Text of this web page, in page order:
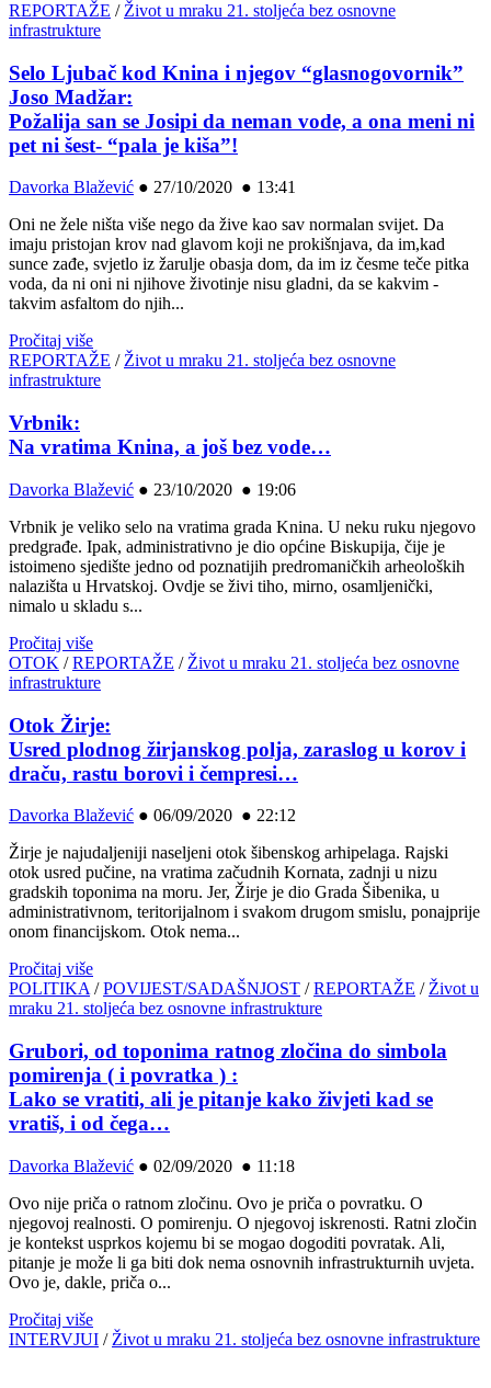
REPORTAŽE / Život u mraku 21. stoljeća bez osnovne
infrastrukture
Selo Ljubač kod Knina i njegov “glasnogovornik”
Joso Madžar:
Požalija san se Josipi da neman vode, a ona meni ni
pet ni šest- “pala je kiša”!
Davorka Blažević ● 27/10/2020 ● 13:41
Oni ne žele ništa više nego da žive kao sav normalan svijet. Da
imaju pristojan krov nad glavom koji ne prokišnjava, da im,kad
sunce zađe, svjetlo iz žarulje obasja dom, da im iz česme teče pitka
voda, da ni oni ni njihove životinje nisu gladni, da se kakvim -
takvim asfaltom do njih...
Pročitaj više
REPORTAŽE / Život u mraku 21. stoljeća bez osnovne
infrastrukture
Vrbnik:
Na vratima Knina, a još bez vode…
Davorka Blažević ● 23/10/2020 ● 19:06
Vrbnik je veliko selo na vratima grada Knina. U neku ruku njegovo
predgrađe. Ipak, administrativno je dio općine Biskupija, čije je
istoimeno sjedište jedno od poznatijih predromaničkih arheoloških
nalazišta u Hrvatskoj. Ovdje se živi tiho, mirno, osamljenički,
nimalo u skladu s...
Pročitaj više
OTOK /REPORTAŽE / Život u mraku 21. stoljeća bez osnovne
infrastrukture
Otok Žirje:
Usred plodnog žirjanskog polja, zaraslog u korov i
draču, rastu borovi i čempresi…
Davorka Blažević ● 06/09/2020 ● 22:12
Žirje je najudaljeniji naseljeni otok šibenskog arhipelaga. Rajski
otok usred pučine, na vratima začudnih Kornata, zadnji u nizu
gradskih toponima na moru. Jer, Žirje je dio Grada Šibenika, u
administrativnom, teritorijalnom i svakom drugom smislu, ponajprije
onom financijskom. Otok nema...
Pročitaj više
POLITIKA /POVIJEST/SADAŠNJOST /REPORTAŽE / Život u
mraku 21. stoljeća bez osnovne infrastrukture
Grubori, od toponima ratnog zločina do simbola
pomirenja ( i povratka ) :
Lako se vratiti, ali je pitanje kako živjeti kad se
vratiš, i od čega…
Davorka Blažević ● 02/09/2020 ● 11:18
Ovo nije priča o ratnom zločinu. Ovo je priča o povratku. O
njegovoj realnosti. O pomirenju. O njegovoj iskrenosti. Ratni zločin
je kontekst usprkos kojemu bi se mogao dogoditi povratak. Ali,
pitanje je može li ga biti dok nema osnovnih infrastrukturnih uvjeta.
Ovo je, dakle, priča o...
Pročitaj više
INTERVJUI / Život u mraku 21. stoljeća bez osnovne infrastrukture